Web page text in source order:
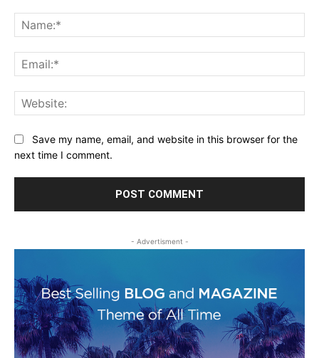
Save my name, email, and website in this browser for the
next time I comment.
- Advertisment -